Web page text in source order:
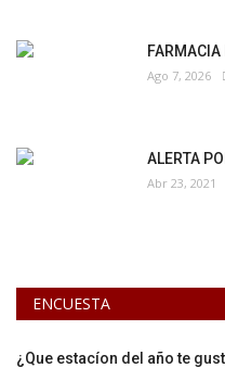
FARMACIA
Ago 7, 2026
ALERTA
Abr 23, 2021
ENCUESTA
¿Que estacíon del año te